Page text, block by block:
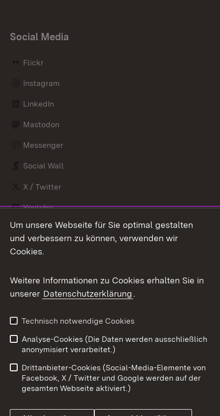
Social Media
Flickr
Instagram
LinkedIn
Mastodon
Messenger
Social Wall
X / Twitter
Youtube
Link zum Landesportal
Impressum
Datenschutz
Cookies
Um unsere Webseite für Sie optimal gestalten
und verbessern zu können, verwenden wir
Cookies.
Weitere Informationen zu Cookies erhalten Sie in
unserer Datenschutzerklärung.
Technisch notwendige Cookies
Analyse-Cookies (Die Daten werden ausschließlich
anonymisiert verarbeitet.)
Drittanbieter-Cookies (Social-Media-Elemente von
Facebook, X / Twitter und Google werden auf der
gesamten Webseite aktiviert.)